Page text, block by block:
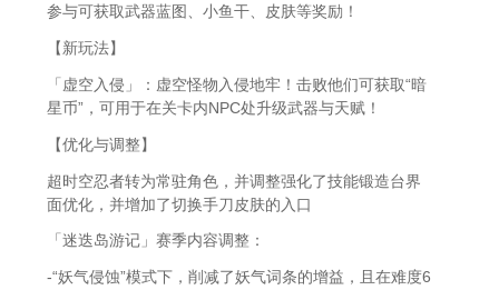
参与可获取武器蓝图、小鱼干、皮肤等奖励！
【新玩法】
「虚空入侵」：虚空怪物入侵地牢！击败他们可获取“暗
星币”，可用于在关卡内NPC处升级武器与天赋！
【优化与调整】
超时空忍者转为常驻角色，并调整强化了技能锻造台界
面优化，并增加了切换手刀皮肤的入口
「迷迭岛游记」赛季内容调整：
-“妖气侵蚀”模式下，削减了妖气词条的增益，且在难度6